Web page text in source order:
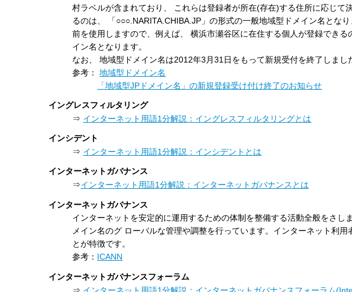
村ラベルが含まれており、 これらは登録者が所在(存在)する住所に応じて
るのは、 「○○○.NARITA.CHIBA.JP」の形式の一般地域型ドメイン名とな
前を使用しますので、例えば、 横浜市瀬谷区に在住する個人が登録でき
イン名となります。
なお、 地域型ドメイン名は2012年3月31日をもって新規受付を終了しま
参考：地域型ドメイン名
「地域型JPドメイン名」の新規登録受け付け終了のお知らせ
イングレスフィルタリング
⇒ インターネット用語1分解説：イングレスフィルタリングとは
インシデント
⇒ インターネット用語1分解説：インシデントとは
インターネットガバナンス
⇒インターネット用語1分解説：インターネットガバナンスとは
インターネットガバナンス
インターネットを安定的に運用するための体制を整備する活動全般をさ
メイン名のグ ローバルな管理や調整を行っています。インターネット利
とが特徴です。
参考： ICANN
インターネットガバナンスフォーラム
⇒ インターネット用語1分解説：インターネットガバナンスフォーラム